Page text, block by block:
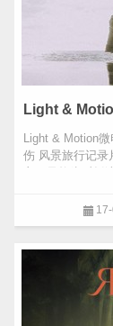
Light & Motion
伤 风景旅行记录
主要风格为后摇